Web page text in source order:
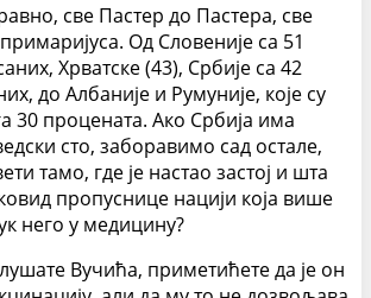
све Пастер до Пастера, све
Од Словеније са 51
Хрватске (43), Србије са 42
до Албаније и Румуније, које су
30 процената. Ако Србија има
сто, заборавимо сад остале,
тамо, где је настао застој и шта
пропуснице нацији која више
него у медицину?
Вучића, приметићете да је он